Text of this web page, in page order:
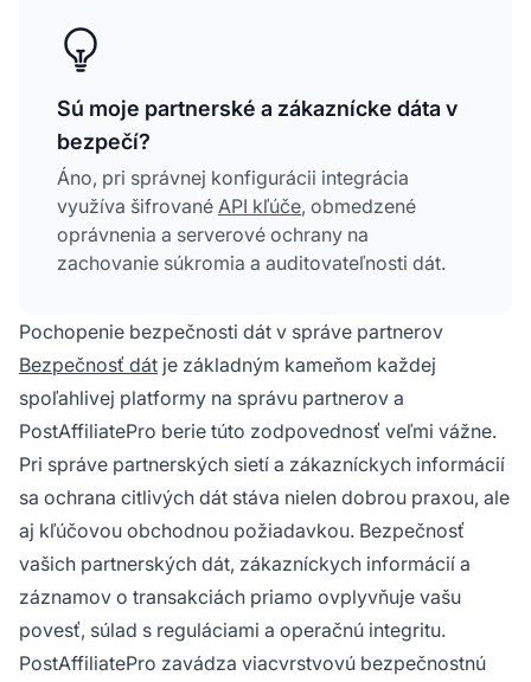
Sú moje partnerské a zákaznícke dáta v
bezpečí?
Áno, pri správnej konfigurácii integrácia
využíva šifrované API kľúče, obmedzené
oprávnenia a serverové ochrany na
zachovanie súkromia a auditovateľnosti dát.
Pochopenie bezpečnosti dát v správe partnerov
Bezpečnosť dát je základným kameňom každej
spoľahlivej platformy na správu partnerov a
PostAffiliatePro berie túto zodpovednosť veľmi vážne.
Pri správe partnerských sietí a zákazníckych informácií
sa ochrana citlivých dát stáva nielen dobrou praxou, ale
aj kľúčovou obchodnou požiadavkou. Bezpečnosť
vašich partnerských dát, zákazníckych informácií a
záznamov o transakciách priamo ovplyvňuje vašu
povesť, súlad s reguláciami a operačnú integritu.
PostAffiliatePro zavádza viacvrstvovú bezpečnostnú